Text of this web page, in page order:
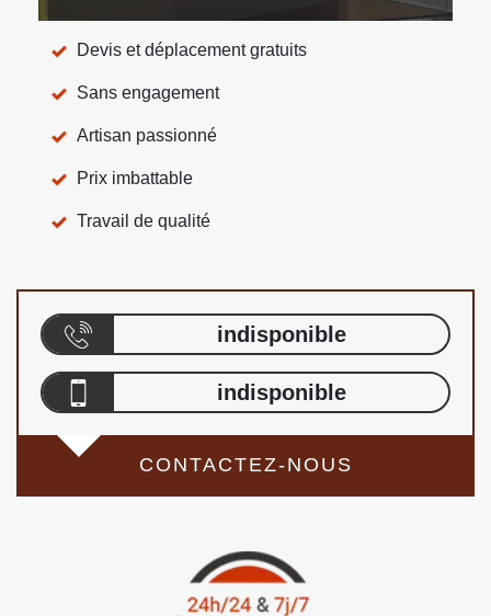
Devis et déplacement gratuits
Sans engagement
Artisan passionné
Prix imbattable
Travail de qualité
indisponible
indisponible
CONTACTEZ-NOUS